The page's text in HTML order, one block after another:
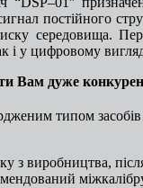
постійного
середовища.
у цифровому
Вам дуже
типом
з виробництва,